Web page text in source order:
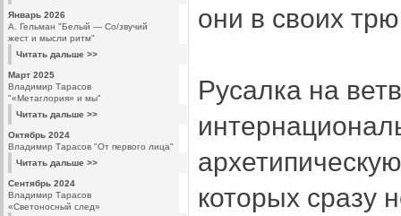
Январь 2026
А. Гельман "Белый — Со/звучий
жест и мысли ритм"
Читать дальше >>
Март 2025
Владимир Тарасов
"«Метаглория» и мы"
Читать дальше >>
Октябрь 2024
Владимир Тарасов "От первого лица"
Читать дальше >>
Сентябрь 2024
Владимир Тарасов
«Светоносный след»
они в своих
Русалка на
которых сразу